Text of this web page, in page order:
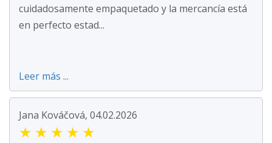
cuidadosamente empaquetado y la mercancía está
en perfecto estad...
Leer más ...
Jana Kováčová, 04.02.2026
★ ★ ★ ★ ★